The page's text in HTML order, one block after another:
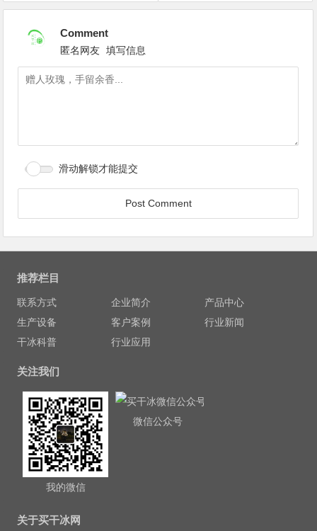
Comment
匿名网友 填写信息
滑动解锁才能提交
推荐栏目
联系方式 企业简介
产品中心
生产设备
客户案例
行业新闻
干冰科普
行业应用
关注我们
我的微信
微信公众号
关于买干冰网